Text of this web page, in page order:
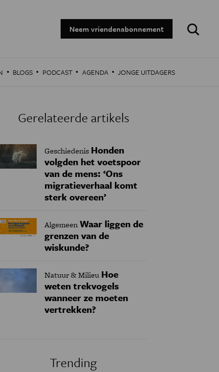
Neem vriendenabonnement
Zoeken:
· BLOGS · PODCAST · AGENDA · JONGE UITDAGERS
Gerelateerde artikels
Geschiedenis Honden
volgden het voetspoor
van de mens: ‘Ons
migratieverhaal komt
sterk overeen’
AlgemeenWaar liggen de
grenzen van de
wiskunde?
Natuur & Milieu Hoe
weten trekvogels
wanneer ze moeten
vertrekken?
Trending